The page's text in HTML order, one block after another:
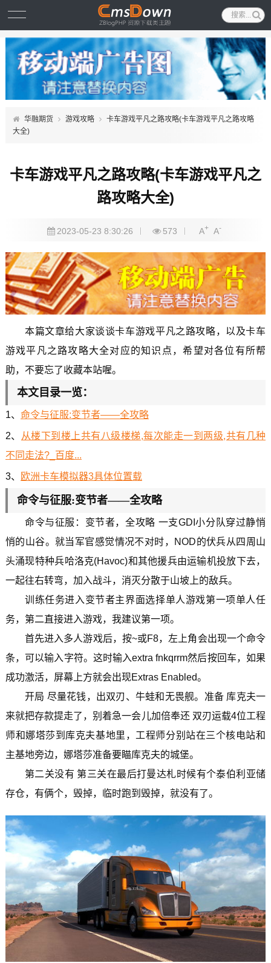
华融期货 游戏攻略
卡车游戏平凡之路攻略(卡车游戏平凡之路攻略
大全)
卡车游戏平凡之路攻略(卡车游戏平凡之
路攻略大全)
2023-05-23 8:30:26 573 A+ A-
本篇文章给大家谈谈卡车游戏平凡之路攻略，以及卡车
游戏平凡之路攻略大全对应的知识点，希望对各位有所帮
助，不要忘了收藏本站喔。
本文目录一览：
1、 命令与征服:变节者——全攻略
2、
从楼下到楼上共有八级楼梯,每次能走一到两级,共有几种
不同走法?_百度...
3、 欧洲卡车模拟器3具体位置载
命令与征服:变节者——全攻略
命令与征服：变节者，全攻略 一支GDI小分队穿过静悄
悄的山谷。就当军官感觉情况不对时，NOD的伏兵从四周山
头涌现特种兵哈洛克(Havoc)和其他援兵由运输机投放下去，
一起往右转弯，加入战斗，消灭分散于山坡上的敌兵。
训练任务进入变节者主界面选择单人游戏第一项单人任
务，第二直接进入游戏，我建议第一项。
首先进入多人游戏后，按~或F8，左上角会出现一个命令
条，可以输入字符。这时输入extra fnkqrrm然后按回车，如果
成功激活，屏幕上方就会出现Extras Enabled。
开局 尽量花钱，出双刃、牛蛙和无畏舰。准备 库克夫一
来就把存款提走了，别着急一会儿加倍奉还 双刃运载4位工程
师和娜塔莎到库克夫基地里，工程师分别站在三个核电站和
主基地旁边，娜塔莎准备要瞄库克夫的城堡。
第二关没有 第三关在最后打曼达札时候有个泰伯利亚储
存仓，有俩个，毁掉，临时跑到毁掉，就没有了。